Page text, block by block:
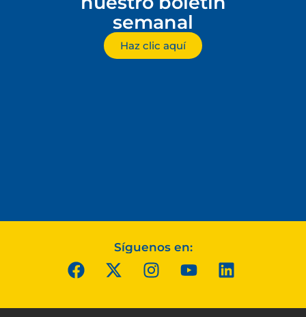
semanal
Haz clic aquí
Síguenos en: